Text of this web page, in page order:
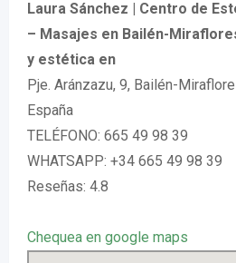
Laura Sánchez | Centro de
– Masajes en Bailén-
y estética en
Pje. Aránzazu, 9, Bailén-
España
TELÉFONO: 665 49 98 39
WHATSAPP: +34 665 49 98 39
Reseñas: 4.8
Chequea en google maps